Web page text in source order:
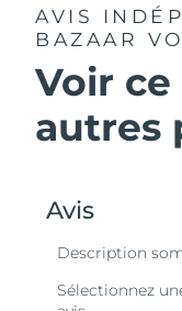
AVIS
BAZAAR
Voir
autres